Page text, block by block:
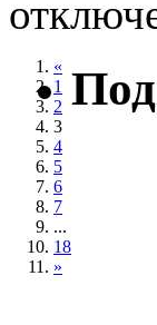
«
1
2
3
4
5
6
7
...
18
»